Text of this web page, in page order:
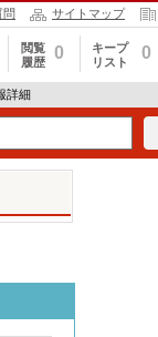
問 サイトマップ
閲覧
履歴
0
キープ
リスト
0
詳細